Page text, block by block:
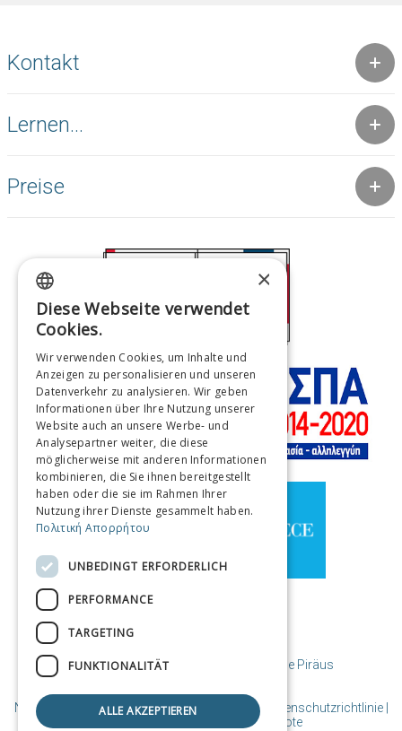
Kontakt
Lernen...
Preise
© Copyright Reiseziel Piräus / Gemeinde Piräus
Nutzungsbedingungen | Richtlinien-Cookies | Datenschutzrichtlinie|
Entworfen und erstellt von Cosmote
GREEK
FRENCH
ITALIAN
GERMAN
SPANISH
CHINESE (SIMPLIFIED)
CHINESE
×
Diese Webseite verwendet
Cookies.
Wir verwenden Cookies, um Inhalte und
Anzeigen zu personalisieren und unseren
Datenverkehr zu analysieren. Wir geben
Informationen über Ihre Nutzung unserer
Website auch an unsere Werbe- und
Analysepartner weiter, die diese
möglicherweise mit anderen Informationen
kombinieren, die Sie ihnen bereitgestellt
haben oder die sie im Rahmen Ihrer
Nutzung ihrer Dienste gesammelt haben.
Πολιτική Απορρήτου
UNBEDINGT ERFORDERLICH
PERFORMANCE
TARGETING
FUNKTIONALITÄT
ALLE AKZEPTIEREN